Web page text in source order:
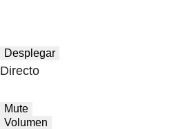
Desplegar
Directo
Mute
Volumen